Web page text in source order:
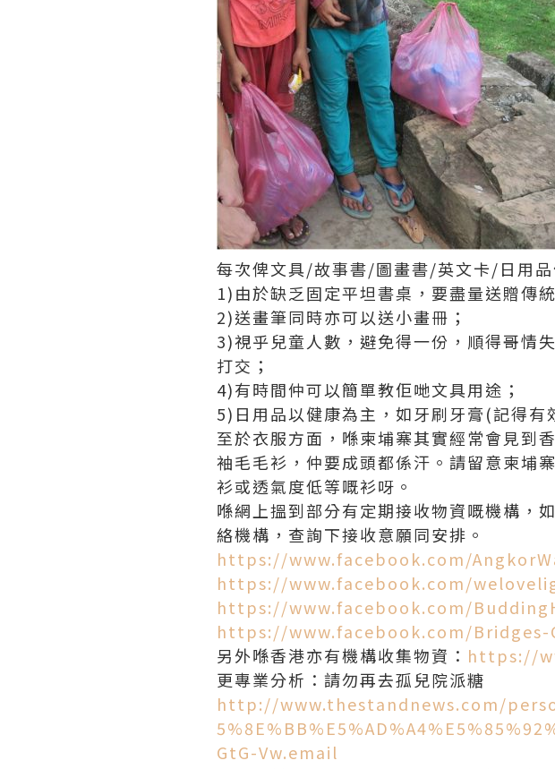
每次俾文具/故事書/圖畫書/英文卡/日用品
1)由於缺乏固定平坦書桌，要盡量送贈傳
2)送畫筆同時亦可以送小畫冊；
3)視乎兒童人數，避免得一份，順得哥情
打交；
4)有時間仲可以簡單教佢哋文具用途；
5)日用品以健康為主，如牙刷牙膏(記得有
至於衣服方面，喺柬埔寨其實經常會見到
袖毛毛衫，仲要成頭都係汗。請留意柬埔
衫或透氣度低等嘅衫呀。
喺網上搵到部分有定期接收物資嘅機構，
絡機構，查詢下接收意願同安排。
https://www.facebook.com/
https://www.facebook.com/
https://www.facebook.com/
https://www.facebook.com/
另外喺香港亦有機構收集物資： https://
更專業分析：請勿再去孤兒院派糖
http://www.thestandnews.com/
GtG-Vw.email